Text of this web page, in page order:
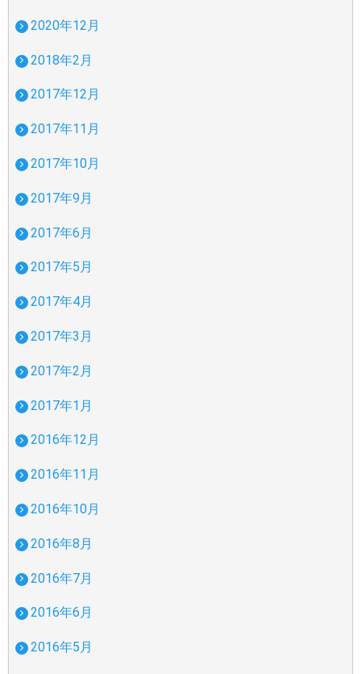
2020年12月
2018年2月
2017年12月
2017年11月
2017年10月
2017年9月
2017年6月
2017年5月
2017年4月
2017年3月
2017年2月
2017年1月
2016年12月
2016年11月
2016年10月
2016年8月
2016年7月
2016年6月
2016年5月